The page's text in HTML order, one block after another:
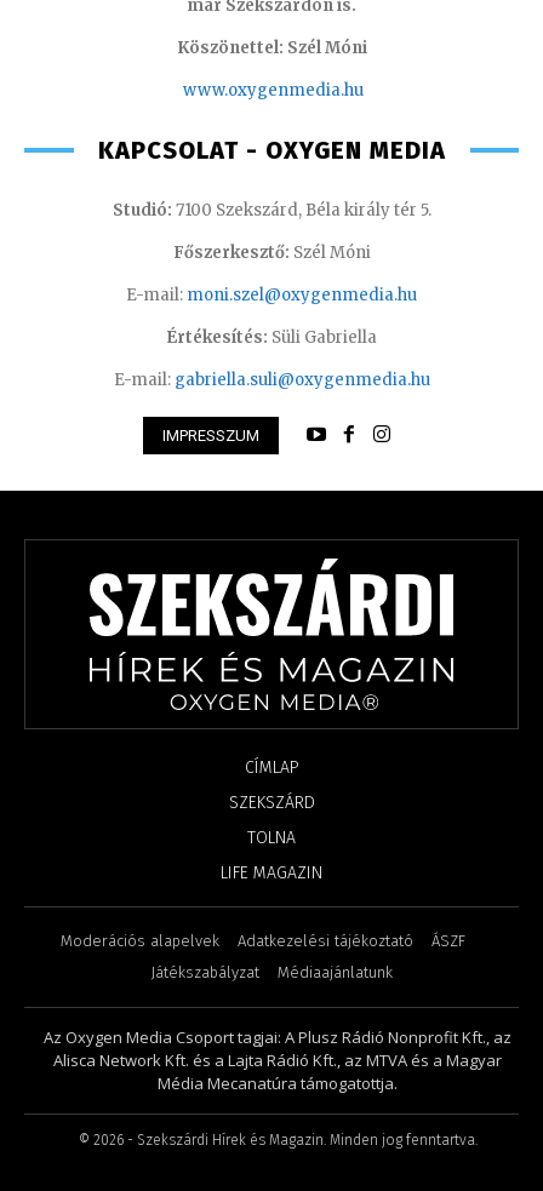
már Szekszárdon is.
Köszönettel: Szél Móni
www.oxygenmedia.hu
KAPCSOLAT - OXYGEN MEDIA
Studió: 7100 Szekszárd, Béla király tér 5.
Főszerkesztő: Szél Móni
E-mail: moni.szel@oxygenmedia.hu
Értékesítés: Süli Gabriella
E-mail: gabriella.suli@oxygenmedia.hu
IMPRESSZUM
CÍMLAP
SZEKSZÁRD
TOLNA
LIFE MAGAZIN
Moderációs alapelvek Adatkezelési tájékoztató
ÁSZF
Játékszabályzat
Médiaajánlatunk
Az Oxygen Media Csoport tagjai: A Plusz Rádió Nonprofit Kft., az
Alisca Network Kft. és a Lajta Rádió Kft., az MTVA és a Magyar
Média Mecanatúra támogatottja.
© 2026- Szekszárdi Hírek és Magazin. Minden jog fenntartva.